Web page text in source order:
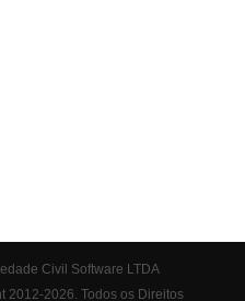
Civil Software LTDA
2012-2026. Todos os Direitos